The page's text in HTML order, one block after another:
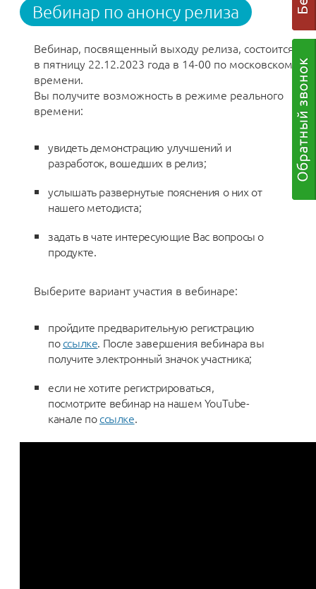
Вебинар по анонсу релиза
Вебинар, посвященный выходу релиза, состоится
в пятницу 22.12.2023 года в 14-00 по московскому
времени.
Вы получите возможность в режиме реального
времени:
увидеть демонстрацию улучшений и
разработок, вошедших в релиз;
услышать развернутые пояснения о них от
нашего методиста;
задать в чате интересующие Вас вопросы о
продукте.
Выберите вариант участия в вебинаре:
пройдите предварительную регистрацию
поссылке. После завершения вебинара вы
получите электронный значок участника;
если не хотите регистрироваться,
посмотрите вебинар на нашем YouTube-
канале поссылке.